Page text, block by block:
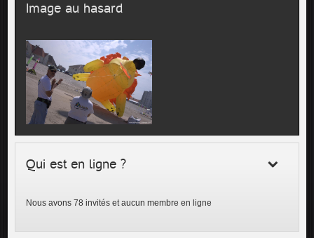
Image au hasard
Qui est en ligne ?
Nous avons 78 invités et aucun membre en ligne